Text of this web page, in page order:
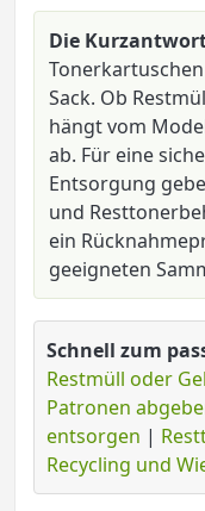
Die
Sack. Ob
hängt vom
ab. Für eine
Entsorgung
und
ein
geeigneten
Schnell zum
Restmüll oder
Patronen
entsorgen |
Recycling und